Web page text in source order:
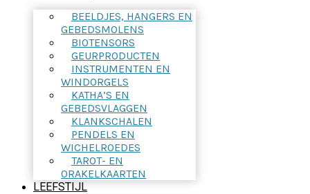
BEELDJES, HANGERS EN
GEBEDSMOLENS
BIOTENSORS
GEURPRODUCTEN
INSTRUMENTEN EN
WINDORGELS
KATHA’S EN
GEBEDSVLAGGEN
KLANKSCHALEN
PENDELS EN
WICHELROEDES
TAROT- EN
ORAKELKAARTEN
LEEFSTIJL